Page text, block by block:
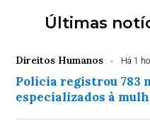
Últimas
Direitos Humanos Há 1
Polícia registrou 783
especializados à